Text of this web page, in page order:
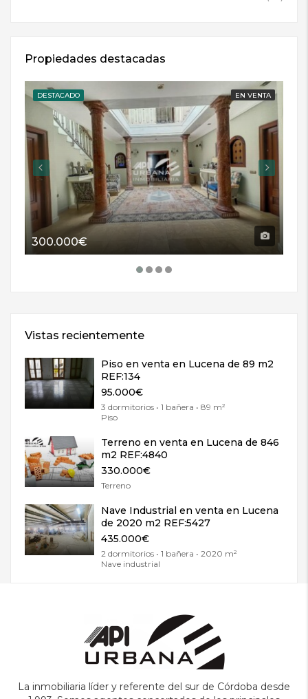
Propiedades destacadas
DESTACADO EN VENTA
300.000€
Vistas recientemente
Piso en venta en Lucena de 89 m2
REF:134
95.000€
3 dormitorios • 1 bañera • 89 m²
Piso
Terreno en venta en Lucena de 846
m2 REF:4840
330.000€
Terreno
Nave Industrial en venta en Lucena
de 2020 m2 REF:5427
435.000€
2 dormitorios • 1 bañera • 2020 m²
Nave industrial
La inmobiliaria líder y referente del sur de Córdoba desde